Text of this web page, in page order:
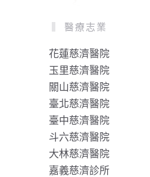
醫療志業
花蓮慈濟醫院
玉里慈濟醫院
關山慈濟醫院
臺北慈濟醫院
臺中慈濟醫院
斗六慈濟醫院
大林慈濟醫院
嘉義慈濟診所